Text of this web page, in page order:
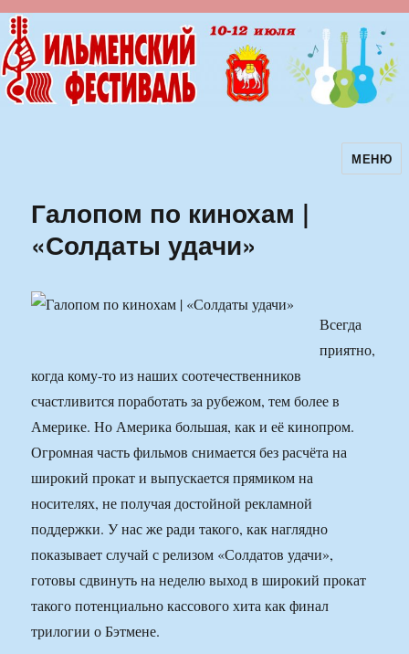
Ильменский фестиваль авторскойМЕНЮ
Галопом по кинохам |
«Солдаты удачи»
Всегда
приятно,
когда кому-то из наших соотечественников
счастливится поработать за рубежом, тем более в
Америке. Но Америка большая, как и её кинопром.
Огромная часть фильмов снимается без расчёта на
широкий прокат и выпускается прямиком на
носителях, не получая достойной рекламной
поддержки. У нас же ради такого, как наглядно
показывает случай с релизом «Солдатов удачи»,
готовы сдвинуть на неделю выход в широкий прокат
такого потенциально кассового хита как финал
трилогии о Бэтмене.